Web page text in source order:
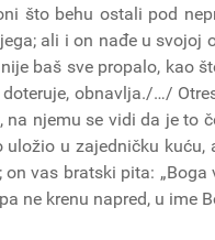
što behu ostali pod
ali i on nađe u
baš sve propalo, kao
obnavlja./…/
njemu se vidi da je to
uložio u zajedničku
vas bratski pita:
ne krenu napred, u ime